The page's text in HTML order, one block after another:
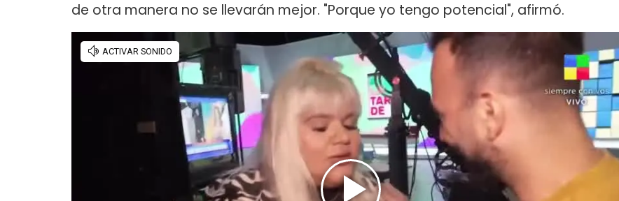
de otra manera no se llevarán mejor. "Porque yo tengo potencial", afirmó.